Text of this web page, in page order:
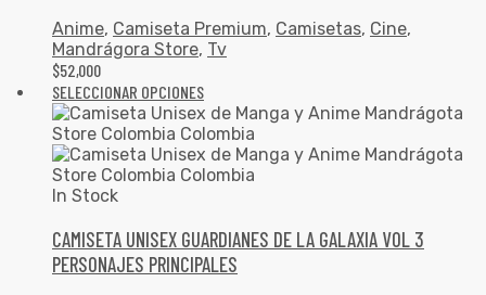
Anime, Camiseta Premium, Camisetas, Cine,
Mandrágora Store, Tv
$52,000
SELECCIONAR OPCIONES
In Stock
CAMISETA UNISEX GUARDIANES DE LA GALAXIA VOL 3
PERSONAJES PRINCIPALES